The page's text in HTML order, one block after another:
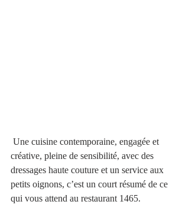
Une cuisine contemporaine, engagée et
créative, pleine de sensibilité, avec des
dressages haute couture et un service aux
petits oignons, c’est un court résumé de ce
qui vous attend au restaurant 1465.